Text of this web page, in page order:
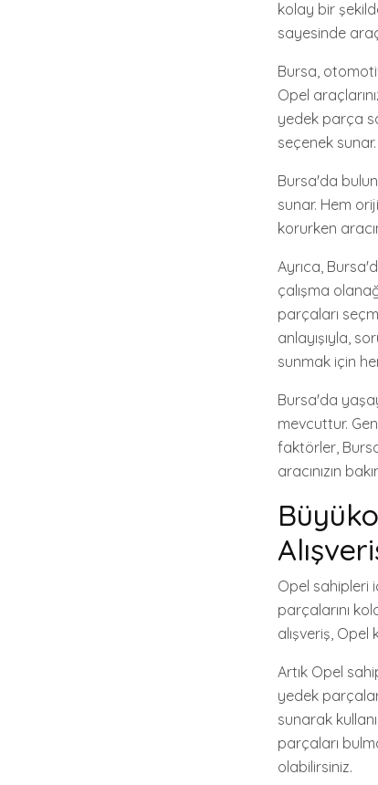
kolay bir
sayesinde
Bursa,
Opel
yedek parça
seçenek
Bursa'da
sunar. Hem
korurken
Ayrıca,
çalışma
parçaları
anlayışıyla,
sunmak için
Bursa'da
mevcuttur.
faktörler,
aracınızın
Opel sahipleri
parçalarını
alışveriş, Opel
Artık Opel
yedek
sunarak
parçaları
olabilirsiniz.